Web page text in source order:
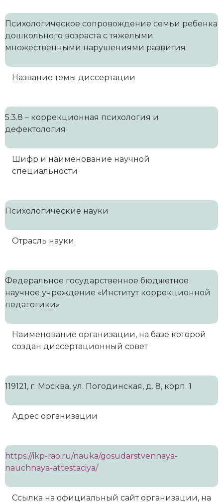
Психологическое сопровождение семьи ребенка
дошкольного возраста с тяжелыми
множественными нарушениями развития
Название темы диссертации
5.3.8 – коррекционная психология и
дефектология
Шифр и наименование научной
специальности
Психологические науки
Отрасль науки
Федеральное государственное бюджетное
научное учреждение «Институт коррекционной
педагогики»
Наименование организации, на базе которой
создан диссертационный совет
119121, г. Москва, ул. Погодинская, д. 8, корп. 1
Адрес организации
https://ikp-rao.ru/nauka/gosudarstvennaya-
nauchnaya-attestaciya/
Ссылка на официальный сайт организации, на